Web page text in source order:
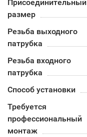
Присоединительный
размер
Резьба выходного
патрубка
Резьба входного
патрубка
Способ установки
Требуется
профессиональный
монтаж